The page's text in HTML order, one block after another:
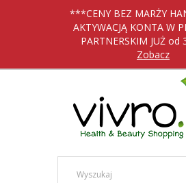
***CENY BEZ MARŻY
AKTYWACJĄ KONTA W
PARTNERSKIM JUŻ od
Zobacz